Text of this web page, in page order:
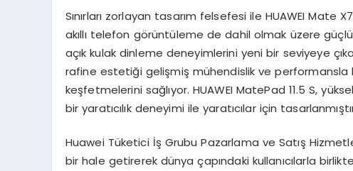
Sınırları zorlayan tasarım felsefesi ile HUAWEI Mate
akıllı telefon görüntüleme de dahil olmak üzere
açık kulak dinleme deneyimlerini yeni bir seviyeye
rafine estetiği gelişmiş mühendislik ve performansla
keşfetmelerini sağlıyor. HUAWEI MatePad 11.5 S,
bir yaratıcılık deneyimi ile yaratıcılar için
Huawei Tüketici İş Grubu Pazarlama ve Satış
bir hale getirerek dünya çapındaki kullanıcılarla